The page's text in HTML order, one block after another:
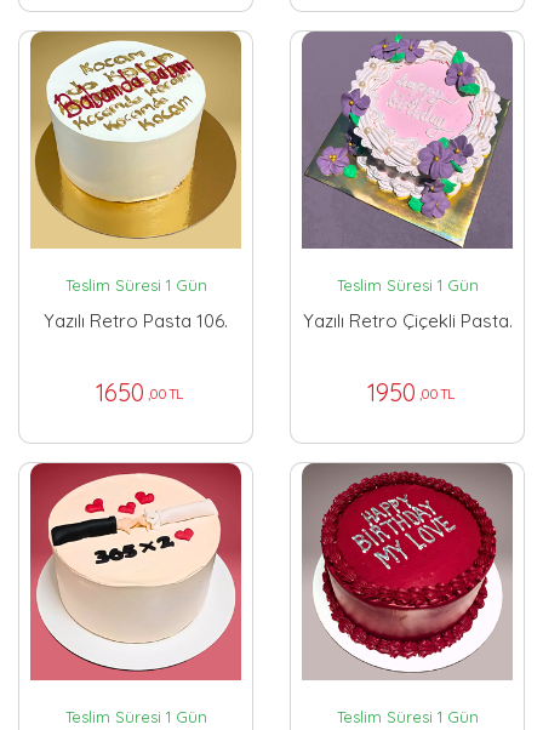
Teslim Süresi 1 Gün
Yazılı Retro Pasta 106.
1650 ,00 TL
Teslim Süresi 1 Gün
Yazılı Retro Çiçekli Pasta.
1950 ,00 TL
Teslim Süresi 1 Gün Teslim Süresi 1 Gün